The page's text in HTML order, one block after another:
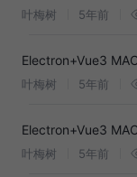
叶梅树 5年前
Electron+Vue3
叶梅树 5年前
Electron+Vue3
叶梅树 5年前